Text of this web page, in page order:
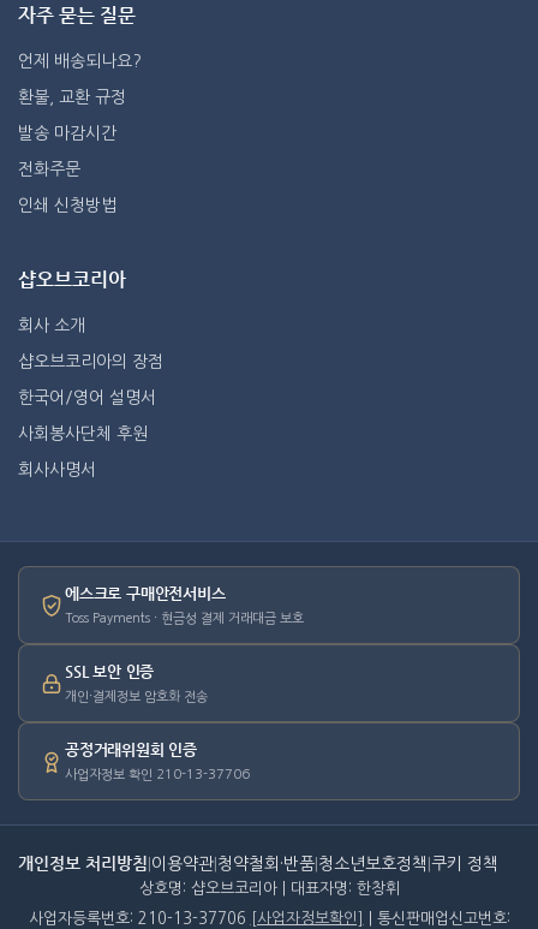
자주 묻는 질문
언제 배송되나요?
환불, 교환 규정
발송 마감시간
전화주문
인쇄 신청방법
샵오브코리아
회사 소개
샵오브코리아의 장점
한국어/영어 설명서
사회봉사단체 후원
회사사명서
에스크로 구매안전서비스
Toss Payments · 현금성 결제 거래대금 보호
SSL 보안 인증
개인·결제정보 암호화 전송
공정거래위원회 인증
사업자정보 확인 210-13-37706
개인정보 처리방침 이용약관 청약철회·반품 청소년보호정책 쿠키 정책
상호명: 샵오브코리아 | 대표자명: 한창휘
사업자등록번호: 210-13-37706
[사업자정보확인] | 통신판매업신고번호: